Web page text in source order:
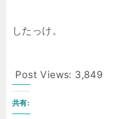
したっけ。
Post Views: 3,849
共有: